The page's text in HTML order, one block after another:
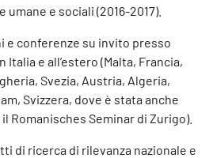
e sociali (2016-2017).
e conferenze su invito presso
e all’estero (Malta, Francia,
Svezia, Austria, Algeria,
Svizzera, dove è stata anche
Romanisches Seminar di Zurigo).
di ricerca di rilevanza nazionale e